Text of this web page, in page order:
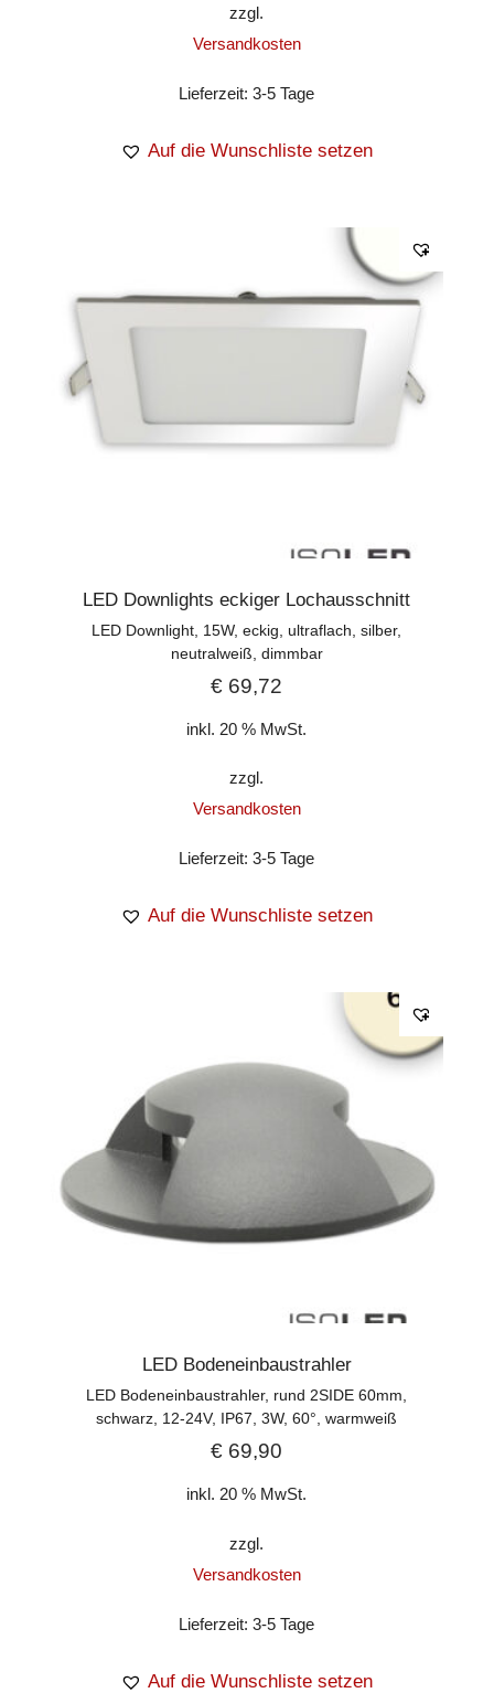
zzgl.
Versandkosten
Lieferzeit:3-5 Tage
Auf die Wunschliste setzen
LED Downlights eckiger Lochausschnitt
LED Downlight, 15W, eckig, ultraflach, silber,
neutralweiß, dimmbar
€ 69,72
inkl. 20 % MwSt.
zzgl.
Versandkosten
Lieferzeit:3-5 Tage
Auf die Wunschliste setzen
LED Bodeneinbaustrahler
LED Bodeneinbaustrahler, rund 2SIDE 60mm,
schwarz, 12-24V, IP67, 3W, 60°, warmweiß
€ 69,90
inkl. 20 % MwSt.
zzgl.
Versandkosten
Lieferzeit:3-5 Tage
Auf die Wunschliste setzen